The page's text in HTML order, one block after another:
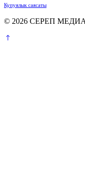
Купуялык саясаты
© 2026 СЕРЕП МЕДИА.